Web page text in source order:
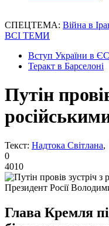
СПЕЦТЕМА: Війна в
ВСІ ТЕМИ
Вступ України в ЄС
Теракт в Барселоні
Путін
Текст: Надтока Світлана,
0
4010
Президент Росії
Глава Кремля